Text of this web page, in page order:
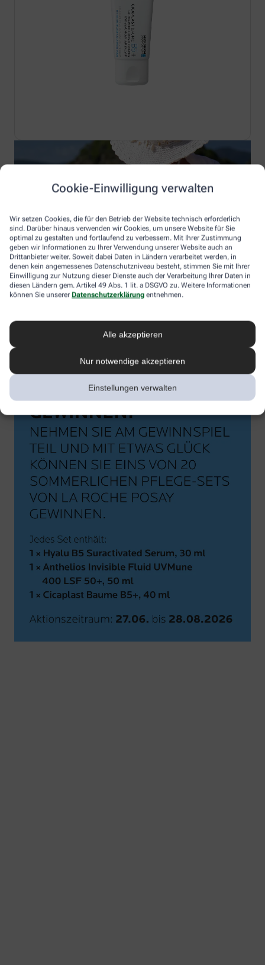
Cookie-Einwilligung verwalten
Wir setzen Cookies, die für den Betrieb der Website technisch erforderlich
sind. Darüber hinaus verwenden wir Cookies, um unsere Website für Sie
optimal zu gestalten und fortlaufend zu verbessern. Mit Ihrer Zustimmung
geben wir Informationen zu Ihrer Verwendung unserer Website auch an
Drittanbieter weiter. Soweit dabei Daten in Ländern verarbeitet werden, in
denen kein angemessenes Datenschutzniveau besteht, stimmen Sie mit Ihrer
Einwilligung zur Nutzung dieser Dienste auch der Verarbeitung Ihrer Daten in
diesen Ländern gem. Artikel 49 Abs. 1 lit. a DSGVO zu. Weitere Informationen
können Sie unserer Datenschutzerklärung entnehmen.
Alle akzeptieren
Nur notwendige akzeptieren
Einstellungen verwalten